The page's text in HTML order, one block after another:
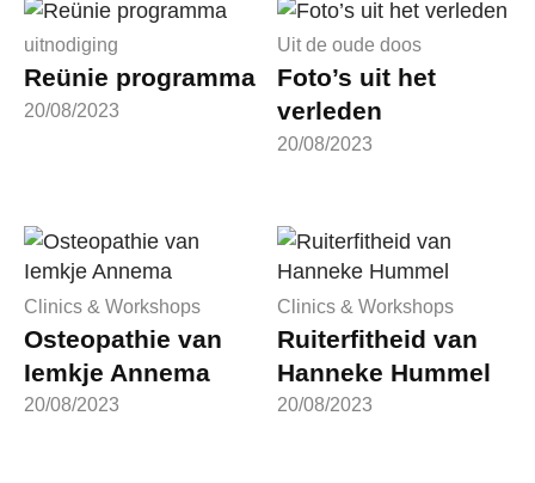
uitnodiging
Reünie programma
20/08/2023
Uit de oude doos
Foto’s uit het
verleden
20/08/2023
Clinics & Workshops
Osteopathie van
Iemkje Annema
20/08/2023
Clinics & Workshops
Ruiterfitheid van
Hanneke Hummel
20/08/2023